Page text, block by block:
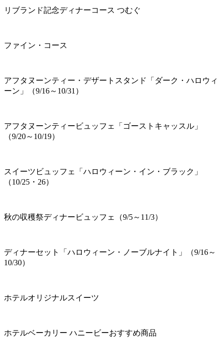
リブランド記念ディナーコース つむぐ
ファイン・コース
アフタヌーンティー・デザートスタンド「ダーク・ハロウィ
ーン」（9/16～10/31）
アフタヌーンティービュッフェ「ゴーストキャッスル」
（9/20～10/19）
スイーツビュッフェ「ハロウィーン・イン・ブラック」
（10/25・26）
秋の収穫祭ディナービュッフェ（9/5～11/3）
ディナーセット「ハロウィーン・ノーブルナイト」（9/16～
10/30）
ホテルオリジナルスイーツ
ホテルベーカリー ハニービーおすすめ商品